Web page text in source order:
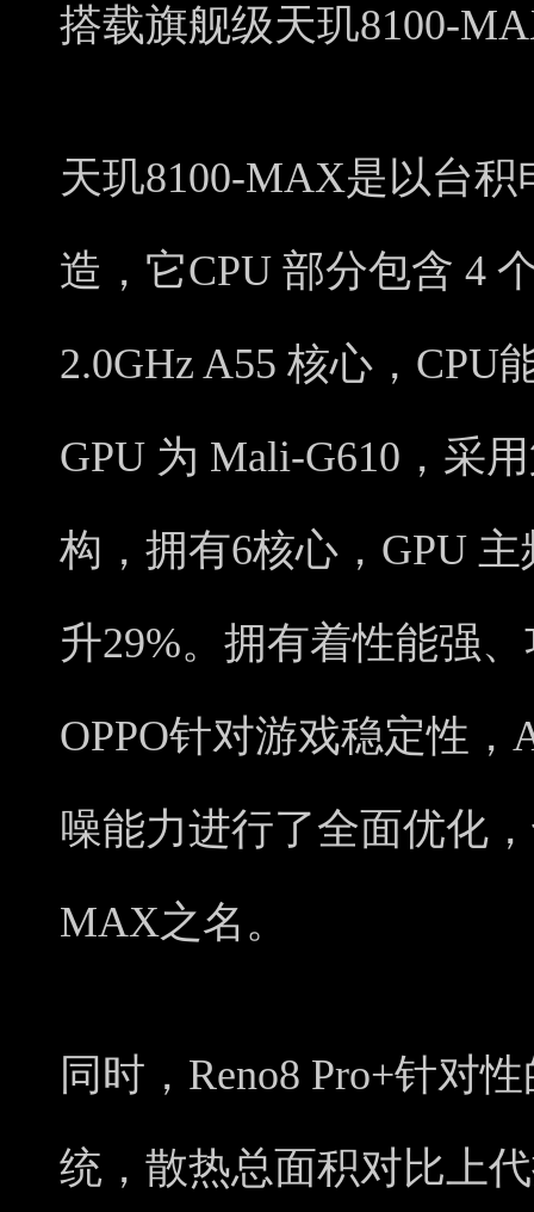
搭载旗舰级天玑8100-
天玑8100-MAX是以台
造，它CPU 部分包含 4
2.0GHz A55 核心，CPU
GPU 为 Mali-G610，采
构，拥有6核心，GPU
升29%。拥有着性能强
OPPO针对游戏稳定性
噪能力进行了全面优化
MAX之名。
同时，Reno8 Pro+针对
统，散热总面积对比上